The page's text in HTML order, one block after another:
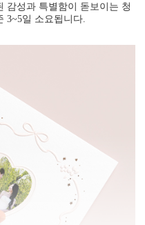
감성과 특별함이 돋보이는 청
3~5일 소요됩니다.